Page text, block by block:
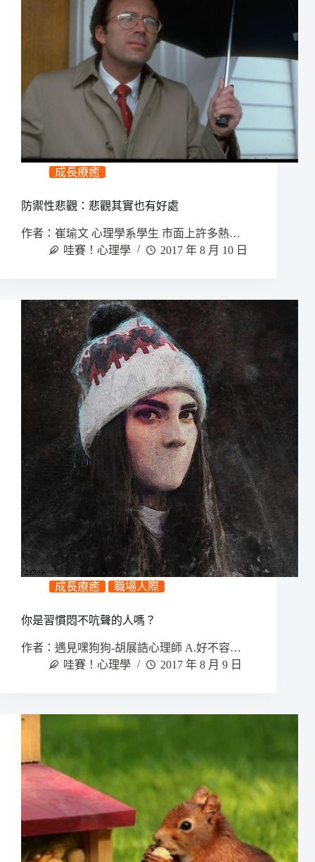
成長療癒
防禦性悲觀：悲觀其實也有好處
作者：崔瑜文 心理學系學生 市面上許多熱…
哇賽！心理學
2017 年 8 月 10 日
成長療癒 職場人際
你是習慣悶不吭聲的人嗎？
作者：遇見嘿狗狗-胡展誥心理師 A.好不容…
哇賽！心理學
2017 年 8 月 9 日